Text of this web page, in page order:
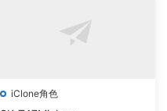
iClone角色